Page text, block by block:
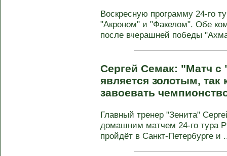
Воскресную программу 24-го
"Акроном" и "Факелом". Обе
после вчерашней победы
Сергей Семак: "Матч с
является золотым, так
завоевать
Главный тренер "Зенита"
домашним матчем 24-го тура
пройдёт в Санкт-Петербурге и